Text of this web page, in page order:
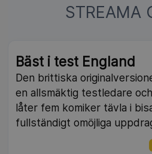
STREAMA
Bäst i test England
Den brittiska
en allsmäktig testledare
låter fem komiker tävla i
fullständigt omöjliga